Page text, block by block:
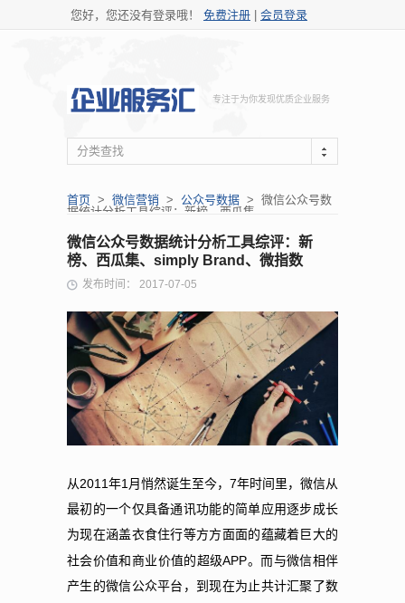
您好，您还没有登录哦！ 免费注册 会员登录
专注于为你发现优质企业服务
分类查找
首页 > 微信营销 > 公众号数据 > 微信公众号数
据统计分析工具综评：新榜、西瓜集...
微信公众号数据统计分析工具综评：新
榜、西瓜集、simply Brand、微指数
发布时间： 2017-07-05
从 2011 年1 月悄然诞生至今， 7年时间里，微信从
最初的一个仅具备通讯功能的简单应用逐步成长
为现在涵盖衣食住行等方方面面的蕴藏着巨大的
社会价值和商业价值的超级APP。而与微信相伴
产生的微信公众平台，到现在为止共计汇聚了数